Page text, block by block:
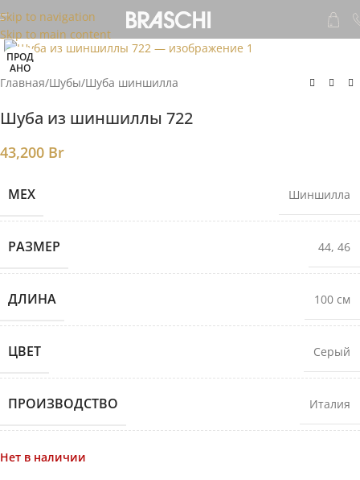
Skip to navigation
Skip to main content
ПРОД
АНО
Главная/Шубы/Шуба шиншилла
Шуба из шиншиллы 722
43,200 Br
МЕХ Шиншилла
РАЗМЕР 44, 46
ДЛИНА 100 см
ЦВЕТ Серый
ПРОИЗВОДСТВО Италия
Нет в наличии